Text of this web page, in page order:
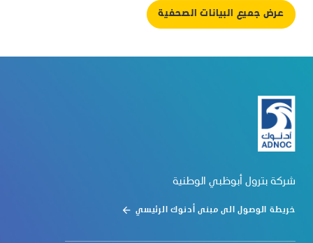
عرض جميع البيانات الصحفية
شركة بترول أبوظبي الوطنية
خريطة الوصول الى مبنى أدنوك الرئيسي